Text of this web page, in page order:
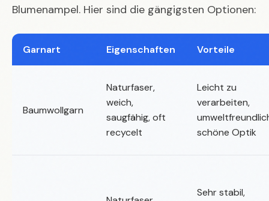
Blumenampel. Hier sind die gängigsten Optionen:
Garnart Eigenschaften Vorteile
Baumwollgarn
Naturfaser,
weich,
saugfähig, oft
recycelt
Leicht zu
verarbeiten,
schöne Optik
Sehr stabil,